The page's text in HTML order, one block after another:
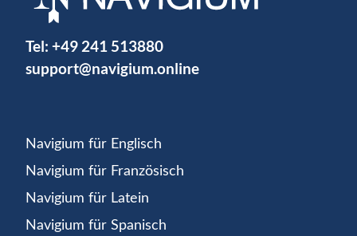
Tel: +49 241 513880
support@navigium.online
Navigium für Englisch
Navigium für Französisch
Navigium für Latein
Navigium für Spanisch